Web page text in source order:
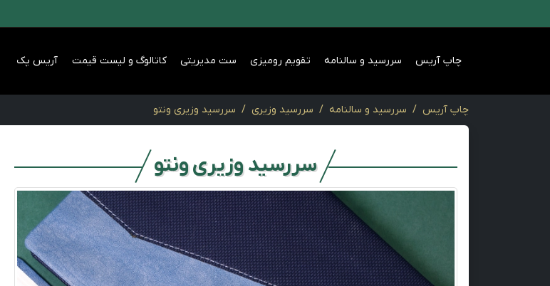
چاپ آریس سررسید و سالنامه تقویم رومیزی ست مدیریتی کاتالوگ و لیست قیمت آریس پک
چاپ آریس سررسید و سالنامه سررسید وزیری سررسید وزیری ونتو
سررسید وزیری ونتو